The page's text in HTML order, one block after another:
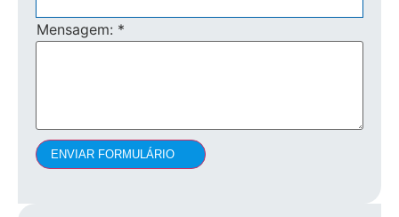
Mensagem: *
ENVIAR FORMULÁRIO